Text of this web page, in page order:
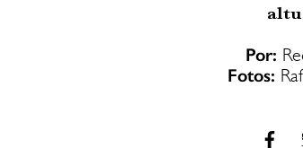
Por:
Fotos: